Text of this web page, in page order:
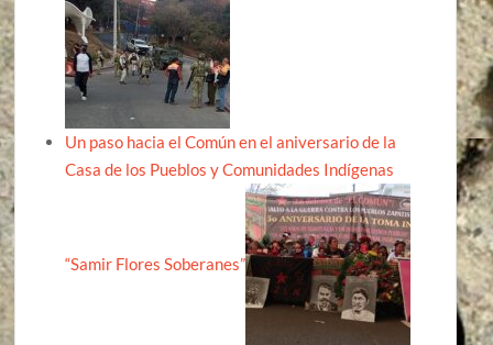
Un paso hacia el Común en el aniversario de la
Casa de los Pueblos y Comunidades Indígenas
“Samir Flores Soberanes”